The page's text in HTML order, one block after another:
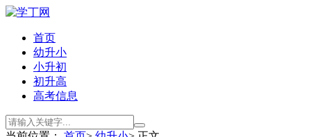
首页
幼升小
小升初
初升高
高考信息